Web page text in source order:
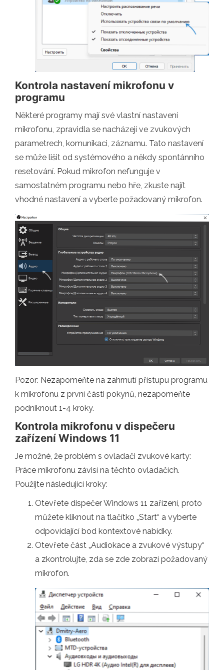
Kontrola nastavení mikrofonu v
programu
Některé programy mají své vlastní nastavení
mikrofonu, zpravidla se nacházejí ve zvukových
parametrech, komunikaci, záznamu. Tato nastavení
se může lišit od systémového a někdy spontánního
resetování. Pokud mikrofon nefunguje v
samostatném programu nebo hře, zkuste najít
vhodné nastavení a vyberte požadovaný mikrofon.
Pozor: Nezapomeňte na zahrnutí přístupu programu
k mikrofonu z první části pokynů, nezapomeňte
podniknout 1-4 kroky.
Kontrola mikrofonu v dispečeru
zařízení Windows 11
Je možné, že problém s ovladači zvukové karty:
Práce mikrofonu závisí na těchto ovladačích.
Použijte následující kroky:
Otevřete dispečer Windows 11 zařízení, proto
můžete kliknout na tlačítko „Start“ a vyberte
odpovídající bod kontextové nabídky.
Otevřete část „Audiokace a zvukové výstupy“
a zkontrolujte, zda se zde zobrazí požadovaný
mikrofon.